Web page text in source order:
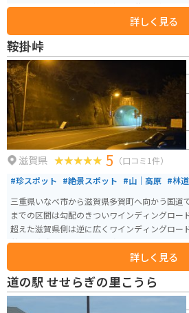
記」によると、この両神は神代の昔に、初めて
国土、特に多賀の地を開拓されたとされています。 多賀大社は、延命長
縁結びの神として全国的な信仰を集めています
両親である伊邪那岐命（いざなぎのみこと）と
と）を祀っています。豊臣秀吉にも厚い信仰が
子がお守りになっている珍しい神社（ほかに厳
ると、荘厳な空気を感じます。 多賀大社は滋賀県内で最大規模を誇る大社で
あり、延命長寿や縁結び、厄除けの神様として
の大社としても知られ、長寿のご利益に関する
また、近くに多くのお店があり、グルメも堪能
詳しく見る
鞍掛峠
滋賀県 5 （口コミ1件）
#珍スポット #絶景スポット #山｜高原 #林道
三重県いなべ市から滋賀県多賀町へ向かう国道
までの区間は勾配のきついワインディングロー
超えた滋賀県側は逆に広くワインディングロー
昔から実際に知る人ぞ知る珍スポット
詳しく見る
道の駅 せせらぎの里こうら